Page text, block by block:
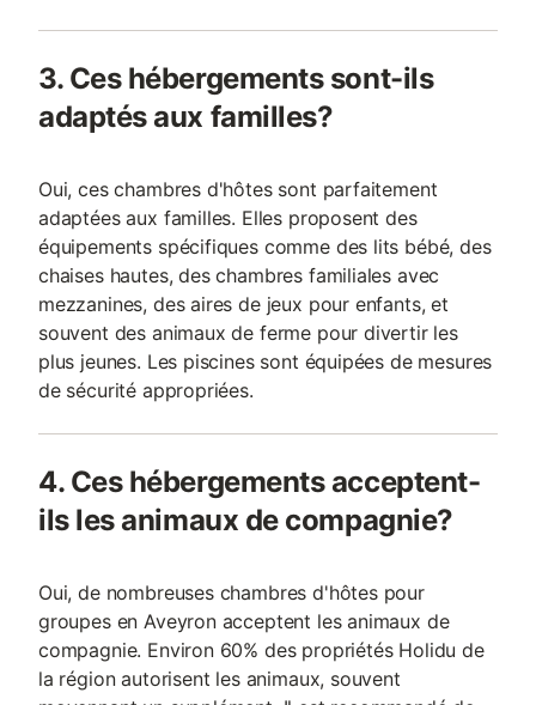
3. Ces hébergements sont-ils
adaptés aux familles?
Oui, ces chambres d'hôtes sont parfaitement
adaptées aux familles. Elles proposent des
équipements spécifiques comme des lits bébé, des
chaises hautes, des chambres familiales avec
mezzanines, des aires de jeux pour enfants, et
souvent des animaux de ferme pour divertir les
plus jeunes. Les piscines sont équipées de mesures
de sécurité appropriées.
4. Ces hébergements acceptent-
ils les animaux de compagnie?
Oui, de nombreuses chambres d'hôtes pour
groupes en Aveyron acceptent les animaux de
compagnie. Environ 60% des propriétés Holidu de
la région autorisent les animaux, souvent